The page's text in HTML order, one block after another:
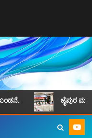
ಜೈಪುರ ಮುಸ್ಲಿಮ್